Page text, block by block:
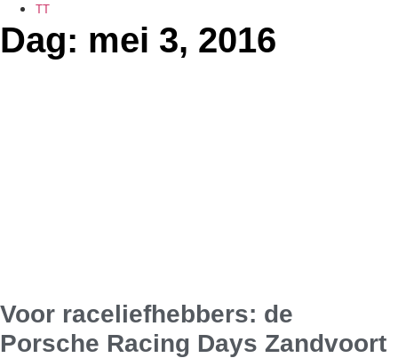
TT
Dag: mei 3, 2016
Voor raceliefhebbers: de
Porsche Racing Days Zandvoort